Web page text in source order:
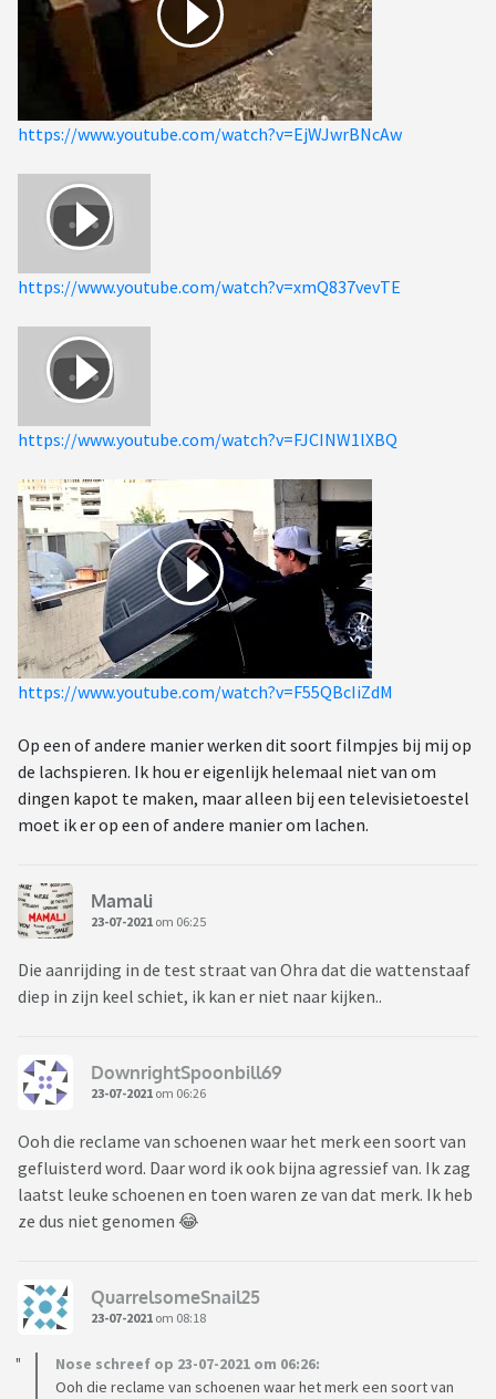
https://www.youtube.com/watch?v=EjWJwrBNcAw
https://www.youtube.com/watch?v=xmQ837vevTE
https://www.youtube.com/watch?v=FJCINW1lXBQ
https://www.youtube.com/watch?v=F55QBcIiZdM
Op een of andere manier werken dit soort filmpjes bij mij op
de lachspieren. Ik hou er eigenlijk helemaal niet van om
dingen kapot te maken, maar alleen bij een televisietoestel
moet ik er op een of andere manier om lachen.
Mamali
23-07-2021 om 06:25
Die aanrijding in de test straat van Ohra dat die wattenstaaf
diep in zijn keel schiet, ik kan er niet naar kijken..
DownrightSpoonbill69
23-07-2021 om 06:26
Ooh die reclame van schoenen waar het merk een soort van
gefluisterd word. Daar word ik ook bijna agressief van. Ik zag
laatst leuke schoenen en toen waren ze van dat merk. Ik heb
ze dus niet genomen 😂
QuarrelsomeSnail25
23-07-2021 om 08:18
Nose schreef op 23-07-2021 om 06:26:
Ooh die reclame van schoenen waar het merk een soort van